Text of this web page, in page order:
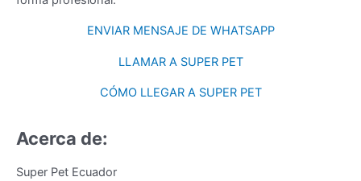
ENVIAR MENSAJE DE WHATSAPP
LLAMAR A SUPER PET
CÓMO LLEGAR A SUPER PET
Acerca de:
Super Pet Ecuador